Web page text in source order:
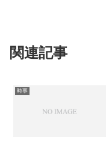
関連記事
時事